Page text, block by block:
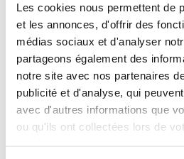
Les cookies nous permettent de
et les annonces, d'offrir des
médias sociaux et d'analyser
partageons également des
notre site avec nos partenaires
publicité et d'analyse, qui
avec d'autres informations que
ou qu'ils ont collectées lors de
Pour doter les autorités de
ressources nécessaires pour
supervision des exploitants, des
(respectivement l’UEMOA et l’OACI)
création de structures autonomes.
007 du 22 janvier 2007 portant code
l’adoption de l’annexe 19, la nouvelle